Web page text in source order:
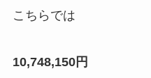
こちらでは
10,748,150円